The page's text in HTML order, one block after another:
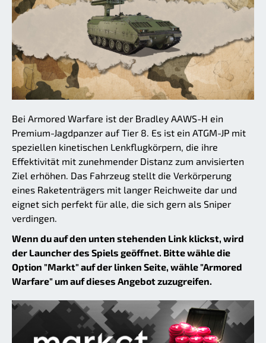
Bei Armored Warfare ist der Bradley AAWS-H ein
Premium-Jagdpanzer auf Tier 8. Es ist ein ATGM-JP mit
speziellen kinetischen Lenkflugkörpern, die ihre
Effektivität mit zunehmender Distanz zum anvisierten
Ziel erhöhen. Das Fahrzeug stellt die Verkörperung
eines Raketenträgers mit langer Reichweite dar und
eignet sich perfekt für alle, die sich gern als Sniper
verdingen.
Wenn du auf den unten stehenden Link klickst, wird
der Launcher des Spiels geöffnet. Bitte wähle die
Option "Markt" auf der linken Seite, wähle "Armored
Warfare" um auf dieses Angebot zuzugreifen.